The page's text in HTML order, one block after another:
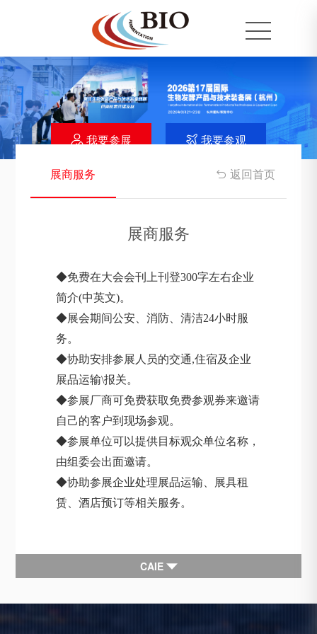
 我要参展  我要参观
展商服务  返回首页
展商服务
◆免费在大会会刊上刊登300字左右企业
简介(中英文)。
◆展会期间公安、消防、清洁24小时服
务。
◆协助安排参展人员的交通,住宿及企业
展品运输\报关。
◆参展厂商可免费获取免费参观券来邀请
自己的客户到现场参观。
◆参展单位可以提供目标观众单位名称，
由组委会出面邀请。
◆协助参展企业处理展品运输、展具租
赁、酒店预订等相关服务。
CAIE 